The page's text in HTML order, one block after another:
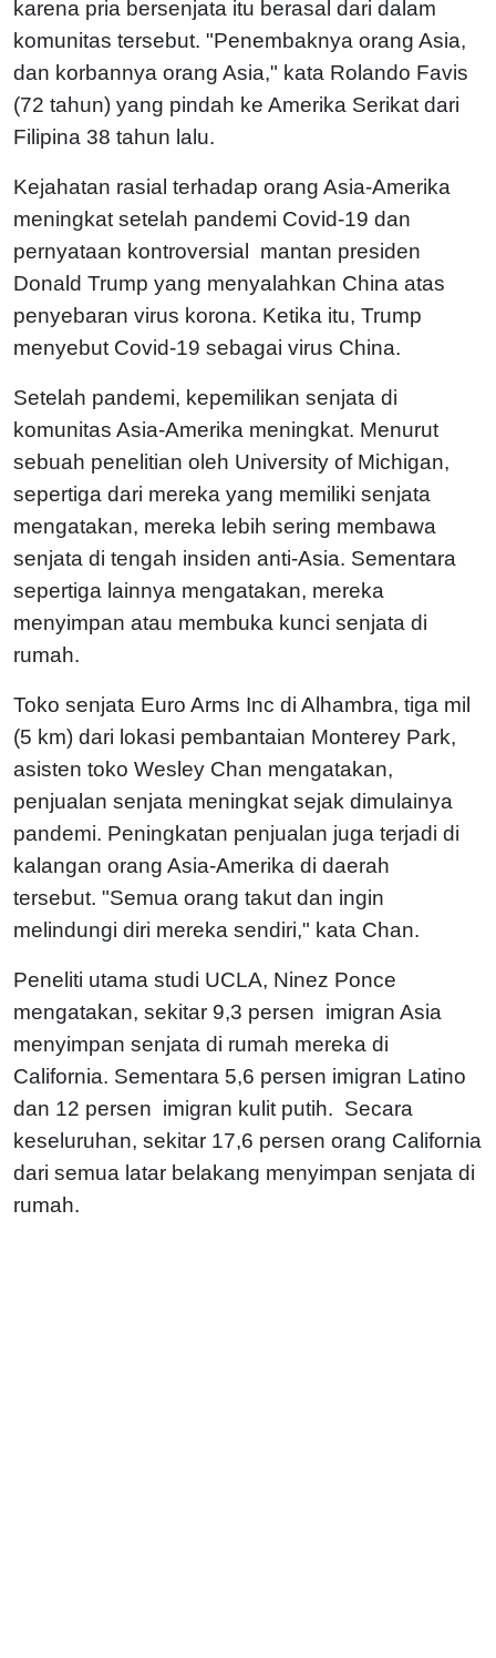
karena pria bersenjata itu berasal dari dalam
komunitas tersebut. "Penembaknya orang Asia,
dan korbannya orang Asia," kata Rolando Favis
(72 tahun) yang pindah ke Amerika Serikat dari
Filipina 38 tahun lalu.
Kejahatan rasial terhadap orang Asia-Amerika
meningkat setelah pandemi Covid-19 dan
pernyataan kontroversial mantan presiden
Donald Trump yang menyalahkan China atas
penyebaran virus korona. Ketika itu, Trump
menyebut Covid-19 sebagai virus China.
Setelah pandemi, kepemilikan senjata di
komunitas Asia-Amerika meningkat. Menurut
sebuah penelitian oleh University of Michigan,
sepertiga dari mereka yang memiliki senjata
mengatakan, mereka lebih sering membawa
senjata di tengah insiden anti-Asia. Sementara
sepertiga lainnya mengatakan, mereka
menyimpan atau membuka kunci senjata di
rumah.
Toko senjata Euro Arms Inc di Alhambra, tiga mil
(5 km) dari lokasi pembantaian Monterey Park,
asisten toko Wesley Chan mengatakan,
penjualan senjata meningkat sejak dimulainya
pandemi. Peningkatan penjualan juga terjadi di
kalangan orang Asia-Amerika di daerah
tersebut. "Semua orang takut dan ingin
melindungi diri mereka sendiri," kata Chan.
Peneliti utama studi UCLA, Ninez Ponce
mengatakan, sekitar 9,3 persen imigran Asia
menyimpan senjata di rumah mereka di
California. Sementara 5,6 persen imigran Latino
dan 12 persen imigran kulit putih. Secara
keseluruhan, sekitar 17,6 persen orang California
dari semua latar belakang menyimpan senjata di
rumah.